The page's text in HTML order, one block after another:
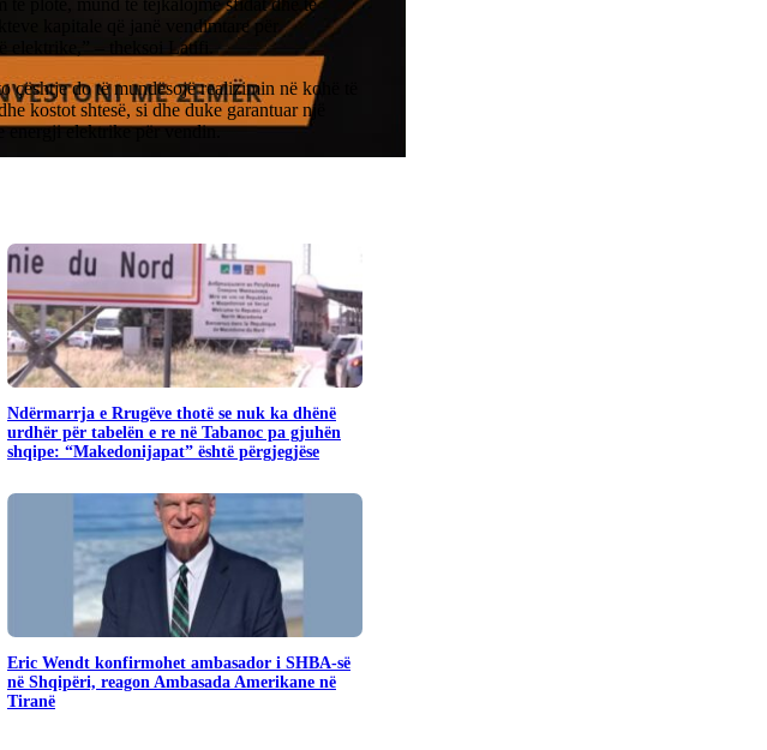
kapitale që janë vendimtare për
elektrike,” – theksoi Latifi.
çështje do të mundësojë realizimin në kohë të
kostot shtesë, si dhe duke garantuar një
energji elektrike për vendin.
Ndërmarrja e Rrugëve thotë se nuk ka dhënë
urdhër për tabelën e re në Tabanoc pa gjuhën
shqipe: “Makedonijapat” është përgjegjëse
Eric Wendt konfirmohet ambasador i SHBA-së
në Shqipëri, reagon Ambasada Amerikane në
Tiranë